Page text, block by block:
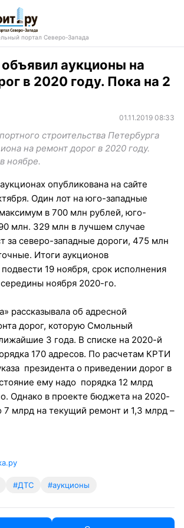
портал Северо-Запада
аукционы на
в 2020 году. Пока на 2
01.11.2019 08:33
строительства Петербурга
на ремонт дорог в 2020 году.
ноябре.
опубликована на сайте
Один лот на юго-западные
в 700 млн рублей, юго-
млн. 329 млн в лучшем случае
за северо-западные дороги, 475 млн
Итоги аукционов
19 ноября, срок исполнения
ноября 2020-го.
рассказывала об адресной
дорог, которую Смольный
3 года. В списке на 2020-й
170 адресов. По расчетам КРТИ
президента о приведении дорог в
ему надо порядка 12 млрд
Однако в проекте бюджета на 2020-
7 млрд на текущий ремонт и 1,3 млрд –
#ДТС #аукционы